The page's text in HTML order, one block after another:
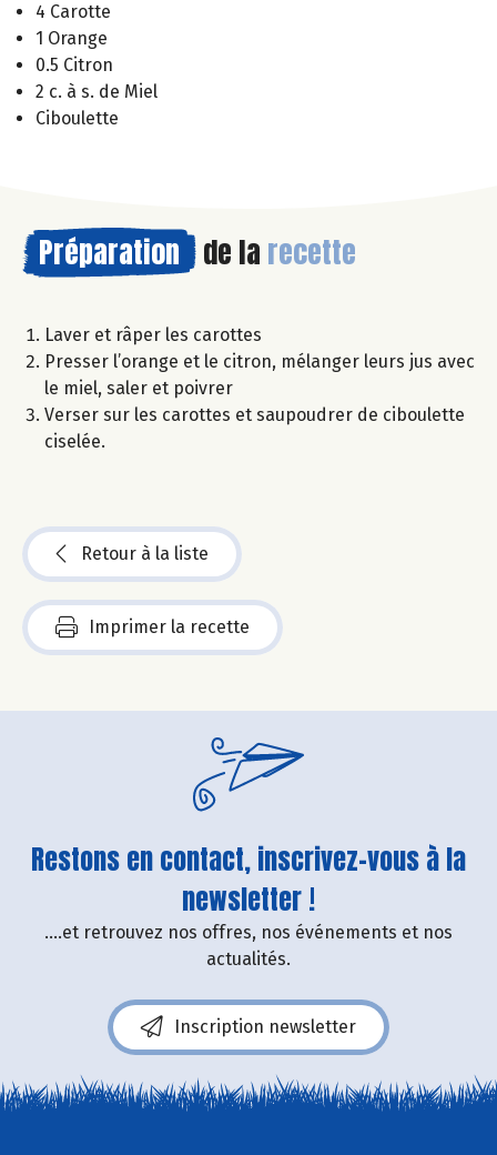
4 Carotte
1 Orange
0.5 Citron
2 c. à s. de Miel
Ciboulette
Préparation de la recette
Laver et râper les carottes
Presser l’orange et le citron, mélanger leurs jus avec
le miel, saler et poivrer
Verser sur les carottes et saupoudrer de ciboulette
ciselée.
Retour à la liste
Imprimer la recette
Restons en contact, inscrivez-vous à la
newsletter !
....et retrouvez nos offres, nos événements et nos
actualités.
Inscription newsletter